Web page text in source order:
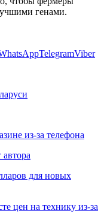
генами.
TelegramViber
из-за телефона
для новых
цен на технику из-за